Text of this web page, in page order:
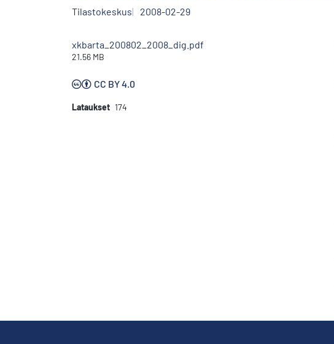
Tilastokeskus 2008-02-29
xkbarta_200802_2008_dig.pdf
21.56 MB
CC BY 4.0
Lataukset 174